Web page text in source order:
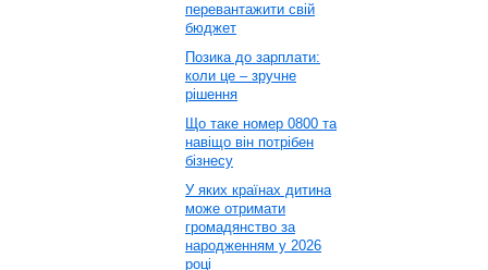
перевантажити свій
бюджет
Позика до зарплати:
коли це – зручне
рішення
Що таке номер 0800 та
навіщо він потрібен
бізнесу
У яких країнах дитина
може отримати
громадянство за
народженням у 2026
році